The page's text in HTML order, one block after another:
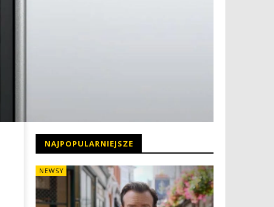
NAJPOPULARNIEJSZE
NEWSY